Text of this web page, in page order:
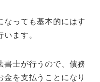
なっても基本的にはす
ます。
書士が行うので、債務
を支払うことになり